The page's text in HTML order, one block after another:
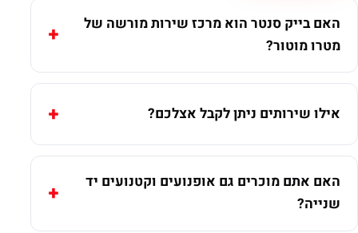
האם בייק סנטר הוא מרכז שירות מורשה של
מטרו מוטור?
אילו שירותים ניתן לקבל אצלכם?
האם אתם מוכרים גם אופנועים וקטנועים יד
שנייה?